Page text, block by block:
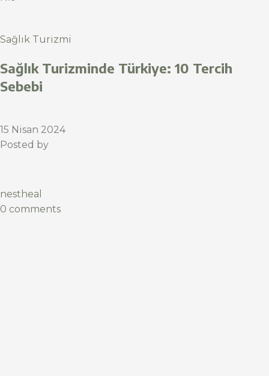
Sağlık Turizmi
Sağlık Turizminde Türkiye: 10 Tercih
Sebebi
15 Nisan 2024
Posted by
nestheal
0 comments